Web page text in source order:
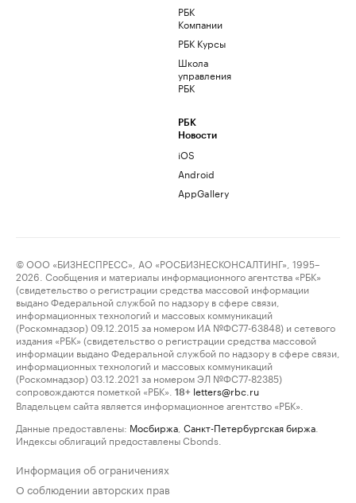
РБК
Компании
РБК Курсы
Школа
управления
РБК
РБК
Новости
iOS
Android
AppGallery
© ООО «БИЗНЕСПРЕСС», АО «РОСБИЗНЕСКОНСАЛТИНГ», 1995–
2026. Сообщения и материалы информационного агентства «РБК»
(свидетельство о регистрации средства массовой информации
выдано Федеральной службой по надзору в сфере связи,
информационных технологий и массовых коммуникаций
(Роскомнадзор) 09.12.2015 за номером ИА №ФС77-63848) и сетевого
издания «РБК» (свидетельство о регистрации средства массовой
информации выдано Федеральной службой по надзору в сфере связи,
информационных технологий и массовых коммуникаций
(Роскомнадзор) 03.12.2021 за номером ЭЛ №ФС77-82385)
сопровождаются пометкой «РБК».
18+ letters@rbc.ru
Владельцем сайта является информационное агентство «РБК».
Данные предоставлены: Мосбиржа Санкт-Петербургская биржа
Индексы облигаций предоставлены Cbonds.
Информация об ограничениях
О соблюдении авторских прав